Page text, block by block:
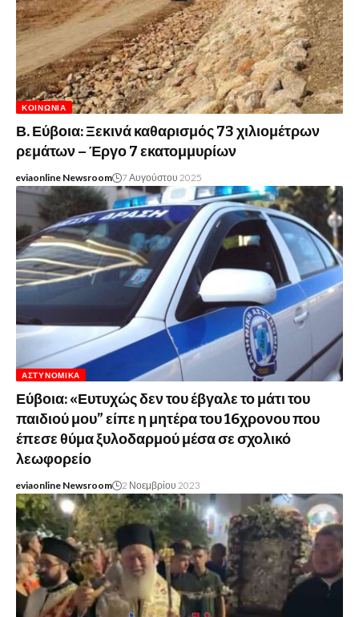
ΚΟΙΝΩΝΊΑ
Β. Εύβοια: Ξεκινά καθαρισμός 73 χιλιομέτρων
ρεμάτων – Έργο 7 εκατομμυρίων
eviaonline Newsroom 7 Αυγούστου 2025
ΑΣΤΥΝΟΜΙΚΆ
Εύβοια: «Ευτυχώς δεν του έβγαλε το μάτι του
παιδιού μου” είπε η μητέρα του 16χρονου που
έπεσε θύμα ξυλοδαρμού μέσα σε σχολικό
λεωφορείο
eviaonline Newsroom 2 Νοεμβρίου 2023